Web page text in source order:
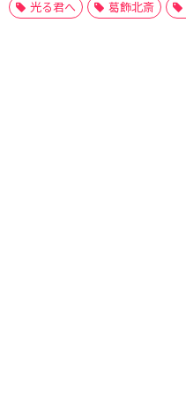
光る君へ 葛飾北斎